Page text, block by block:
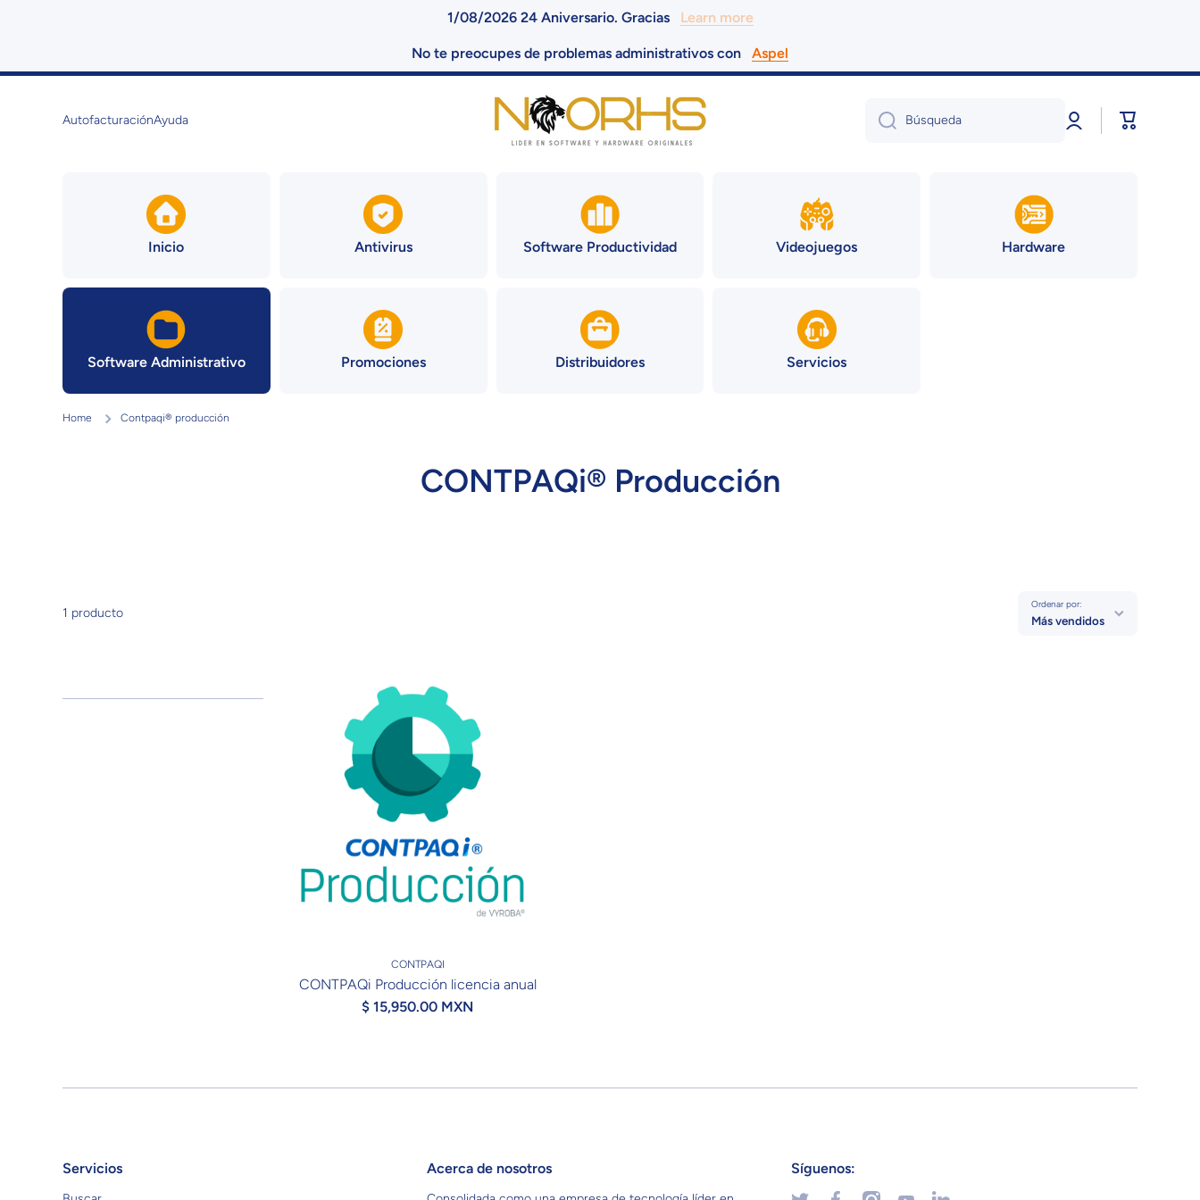
1/08/2026 24 Aniversario. Gracias Learn more
No te preocupes de problemas administrativos con Aspel
AutofacturaciónAyuda Búsqueda
Iniciar
sesión
Carrito
Inicio Antivirus Software Productividad Videojuegos Hardware
Software Administrativo Promociones Distribuidores Servicios
Home Contpaqi® producción
CONTPAQi® Producción
1 producto
Ordenar por:
Más vendidos
CONTPAQI
CONTPAQi Producción licencia anual
$ 15,950.00 MXN
Servicios Acerca de nosotros Síguenos: